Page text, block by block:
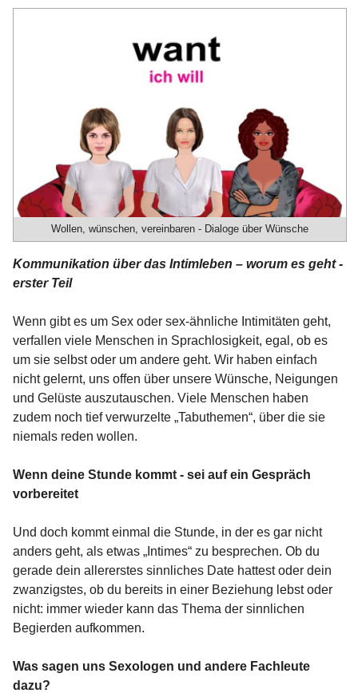
Wollen, wünschen, vereinbaren - Dialoge über Wünsche
Kommunikation über das Intimleben – worum es geht -
erster Teil
Wenn gibt es um Sex oder sex-ähnliche Intimitäten geht,
verfallen viele Menschen in Sprachlosigkeit, egal, ob es
um sie selbst oder um andere geht. Wir haben einfach
nicht gelernt, uns offen über unsere Wünsche, Neigungen
und Gelüste auszutauschen. Viele Menschen haben
zudem noch tief verwurzelte „Tabuthemen“, über die sie
niemals reden wollen.
Wenn deine Stunde kommt - sei auf ein Gespräch
vorbereitet
Und doch kommt einmal die Stunde, in der es gar nicht
anders geht, als etwas „Intimes“ zu besprechen. Ob du
gerade dein allererstes sinnliches Date hattest oder dein
zwanzigstes, ob du bereits in einer Beziehung lebst oder
nicht: immer wieder kann das Thema der sinnlichen
Begierden aufkommen.
Was sagen uns Sexologen und andere Fachleute
dazu?